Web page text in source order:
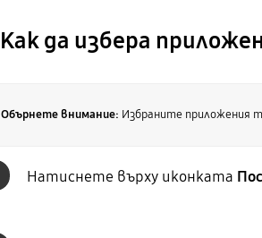
Как да избера
Обърнете внимание: Избраните приложения
Натиснете върху иконката